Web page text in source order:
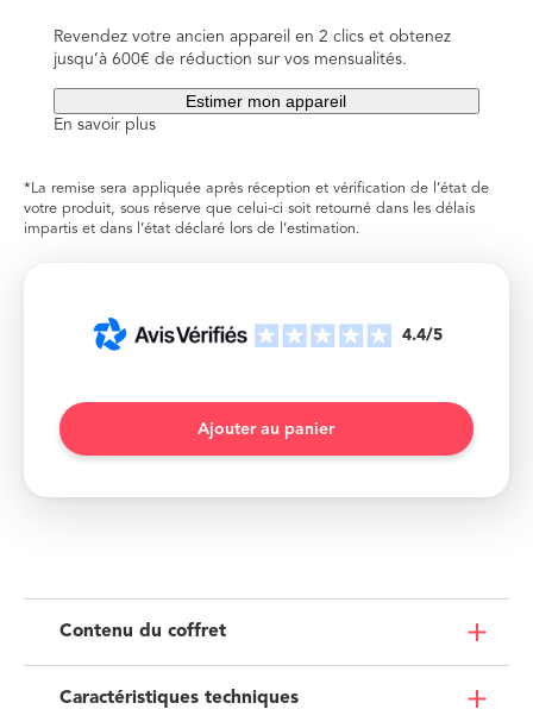
Revendez votre ancien appareil en 2 clics et obtenez
jusqu’à 600€ de réduction sur vos mensualités.
Estimer mon appareil
En savoir plus
*La remise sera appliquée après réception et vérification de l’état de
votre produit, sous réserve que celui-ci soit retourné dans les délais
impartis et dans l’état déclaré lors de l’estimation.
4.4/5
Contenu du coffret
Caractéristiques techniques